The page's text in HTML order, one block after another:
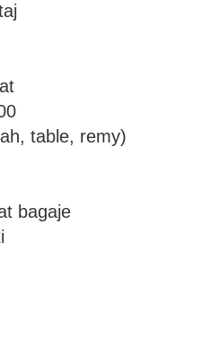
table, remy)
bagaje